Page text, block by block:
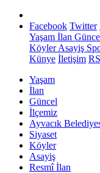
Facebook Twitter
Yaşam İlan
KöylerAsayiş
Künye İletişim
Yaşam
İlan
Güncel
İlçemiz
Ayvacık
Siyaset
Köyler
Asayiş
Resmî İlan